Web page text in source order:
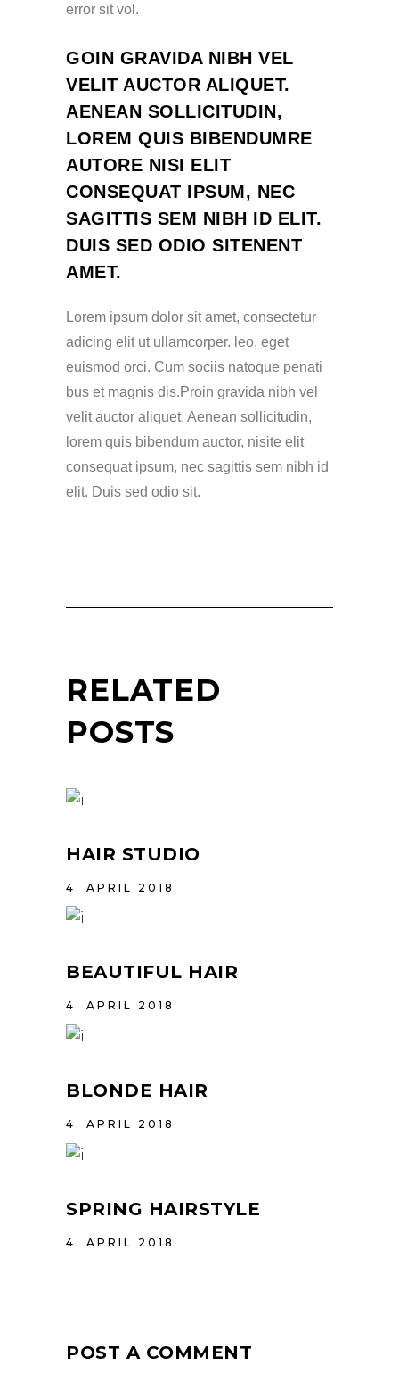
error sit vol.
GOIN GRAVIDA NIBH VEL
VELIT AUCTOR ALIQUET.
AENEAN SOLLICITUDIN,
LOREM QUIS BIBENDUMRE
AUTORE NISI ELIT
CONSEQUAT IPSUM, NEC
SAGITTIS SEM NIBH ID ELIT.
DUIS SED ODIO SITENENT
AMET.
Lorem ipsum dolor sit amet, consectetur
adicing elit ut ullamcorper. leo, eget
euismod orci. Cum sociis natoque penati
bus et magnis dis.Proin gravida nibh vel
velit auctor aliquet. Aenean sollicitudin,
lorem quis bibendum auctor, nisite elit
consequat ipsum, nec sagittis sem nibh id
elit. Duis sed odio sit.
RELATED
POSTS
HAIR STUDIO
4. APRIL 2018
BEAUTIFUL HAIR
4. APRIL 2018
BLONDE HAIR
4. APRIL 2018
SPRING HAIRSTYLE
4. APRIL 2018
POST A COMMENT